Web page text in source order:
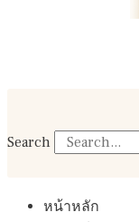
Search
หน้าหลัก